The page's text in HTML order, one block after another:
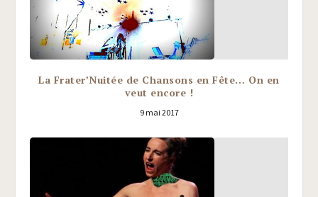
La Frater’Nuitée de Chansons en Fête… On en
veut encore !
9 mai 2017